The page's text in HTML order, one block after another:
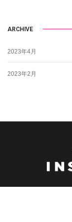
ARCHIVE
2023年4月
2023年2月